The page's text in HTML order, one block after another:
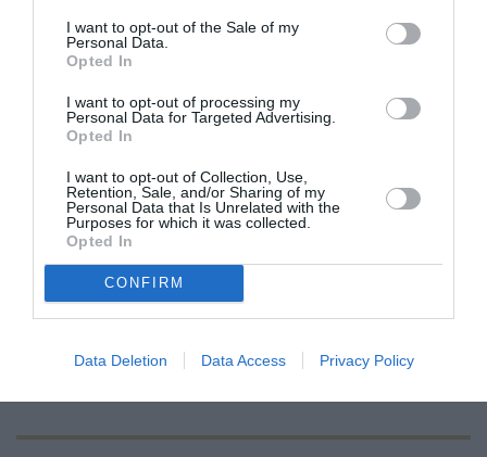
I want to opt-out of the Sale of my
Personal Data.
Opted In
I want to opt-out of processing my
Personal Data for Targeted Advertising.
Opted In
I want to opt-out of Collection, Use,
Retention, Sale, and/or Sharing of my
Personal Data that Is Unrelated with the
Purposes for which it was collected.
Opted In
CONFIRM
Data Deletion Data Access Privacy Policy
https://www.instagram.com/p/B-OJzBFHPpM/
ADVERTISEMENT - CONTINUE READING BELOW
RELATED STORY
Γκαρνταρόμπα σε καραντίνα: Οι
celebrities μοιράζονται με το Marie
Claire τ’ αγαπημένα τους outfits